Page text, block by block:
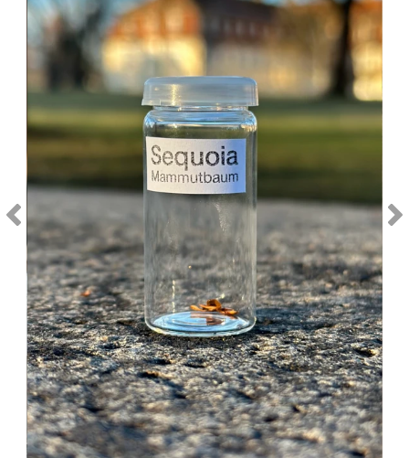
Solitude ist damit weniger Institution im klassischen Sinn als
vielmehr ein Denkraum mit Weitblick. Ein Ort, an dem
konzentriertes Arbeiten möglich wird und neue Verbindungen
zwischen Kunst und Wissenschaft entstehen.
, Videoarchiv
IAT Heliport